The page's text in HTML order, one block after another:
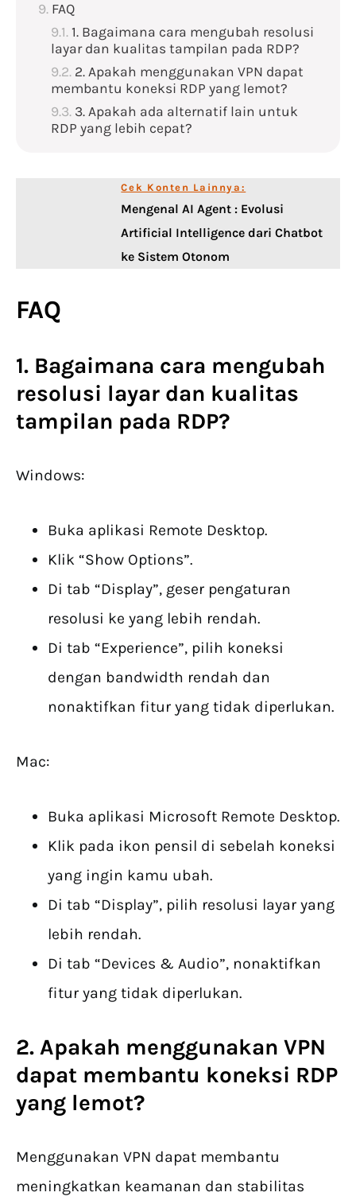
FAQ
1. Bagaimana cara mengubah resolusi
layar dan kualitas tampilan pada RDP?
2. Apakah menggunakan VPN dapat
membantu koneksi RDP yang lemot?
3. Apakah ada alternatif lain untuk
RDP yang lebih cepat?
Cek Konten Lainnya:
Mengenal AI Agent : Evolusi
Artificial Intelligence dari Chatbot
ke Sistem Otonom
FAQ
1. Bagaimana cara mengubah
resolusi layar dan kualitas
tampilan pada RDP?
Windows:
Buka aplikasi Remote Desktop.
Klik “Show Options”.
Di tab “Display”, geser pengaturan
resolusi ke yang lebih rendah.
Di tab “Experience”, pilih koneksi
dengan bandwidth rendah dan
nonaktifkan fitur yang tidak diperlukan.
Mac:
Buka aplikasi Microsoft Remote Desktop.
Klik pada ikon pensil di sebelah koneksi
yang ingin kamu ubah.
Di tab “Display”, pilih resolusi layar yang
lebih rendah.
Di tab “Devices & Audio”, nonaktifkan
fitur yang tidak diperlukan.
2. Apakah menggunakan VPN
dapat membantu koneksi RDP
yang lemot?
Menggunakan VPN dapat membantu
meningkatkan keamanan dan stabilitas